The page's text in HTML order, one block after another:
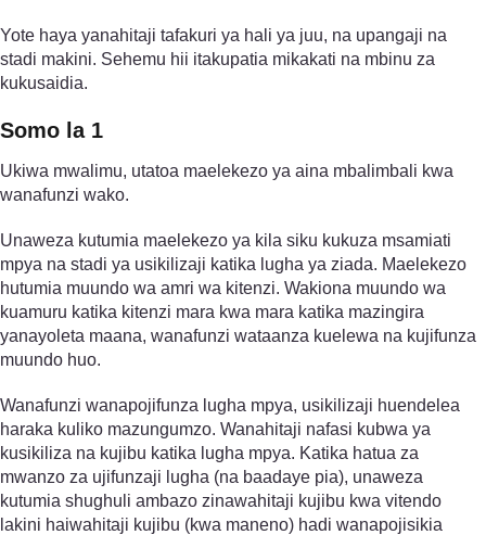
Yote haya yanahitaji tafakuri ya hali ya juu, na upangaji na
stadi makini. Sehemu hii itakupatia mikakati na mbinu za
kukusaidia.
Somo la 1
Ukiwa mwalimu, utatoa maelekezo ya aina mbalimbali kwa
wanafunzi wako.
Unaweza kutumia maelekezo ya kila siku kukuza msamiati
mpya na stadi ya usikilizaji katika lugha ya ziada. Maelekezo
hutumia muundo wa amri wa kitenzi. Wakiona muundo wa
kuamuru katika kitenzi mara kwa mara katika mazingira
yanayoleta maana, wanafunzi wataanza kuelewa na kujifunza
muundo huo.
Wanafunzi wanapojifunza lugha mpya, usikilizaji huendelea
haraka kuliko mazungumzo. Wanahitaji nafasi kubwa ya
kusikiliza na kujibu katika lugha mpya. Katika hatua za
mwanzo za ujifunzaji lugha (na baadaye pia), unaweza
kutumia shughuli ambazo zinawahitaji kujibu kwa vitendo
lakini haiwahitaji kujibu (kwa maneno) hadi wanapojisikia